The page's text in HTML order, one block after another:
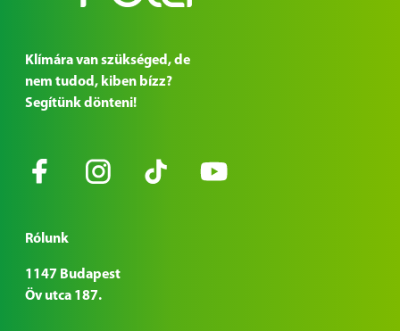
Klímára van szükséged, de
nem tudod, kiben bízz?
Segítünk dönteni!
Rólunk
1147 Budapest
Öv utca 187.